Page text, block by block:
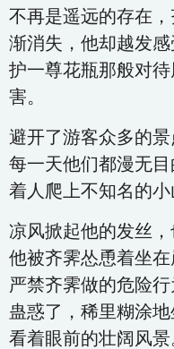
不再是遥远的存在
渐消失，他却越发
护一尊花瓶那般对
害。
避开了游客众多的
每一天他们都漫无
着人爬上不知名的小
凉风掀起他的发丝
他被齐霁怂恿着坐
严禁齐霁做的危险
蛊惑了，稀里糊涂
看着眼前的壮阔风景